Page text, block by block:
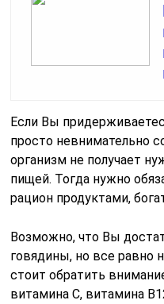
Если Вы
просто невнимательно
организм не получает
пищей. Тогда нужно
рацион продуктами,
Возможно, что Вы
говядины, но все равно
стоит обратить
витамина С, витамина